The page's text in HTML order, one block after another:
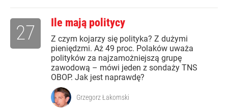
Ile mają politycy
Z czym kojarzy się polityka? Z dużymi
pieniędzmi. Aż 49 proc. Polaków uważa
polityków za najzamożniejszą grupę
zawodową – mówi jeden z sondaży TNS
OBOP. Jak jest naprawdę?
27
Grzegorz Łakomski